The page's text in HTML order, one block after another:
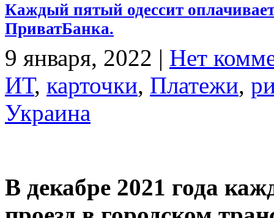
Каждый пятый одессит
ПриватБанка.
9 января, 2022 | Нет
ИТ, карточки, Платежи,
Украина
В декабре 2021 года